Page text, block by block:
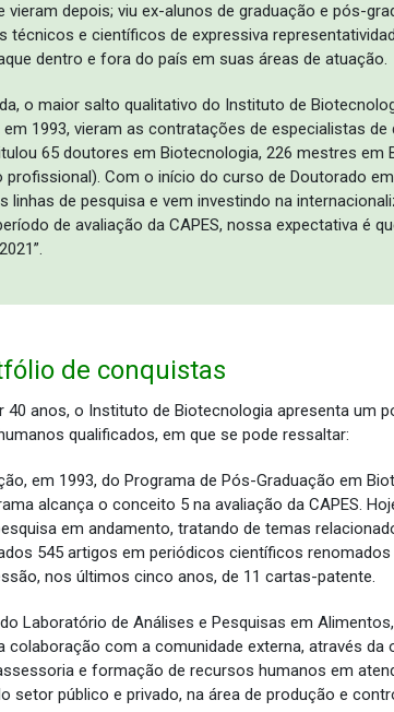
vieram depois; viu ex-alunos de graduação e pós-
técnicos e científicos de expressiva
dentro e fora do país em suas áreas de atuação.
o maior salto qualitativo do Instituto de
em 1993, vieram as contratações de especialistas
65 doutores em Biotecnologia, 226 mestres
profissional). Com o início do curso de Doutorado
linhas de pesquisa e vem investindo na
de avaliação da CAPES, nossa expectativa é
de conquistas
40 anos, o Instituto de Biotecnologia apresenta um
qualificados, em que se pode ressaltar:
em 1993, do Programa de Pós-Graduação em
alcança o conceito 5 na avaliação da CAPES.
em andamento, tratando de temas
545 artigos em periódicos científicos
nos últimos cinco anos, de 11 cartas-patente.
Laboratório de Análises e Pesquisas em
colaboração com a comunidade externa, através da
e formação de recursos humanos em
setor público e privado, na área de produção e